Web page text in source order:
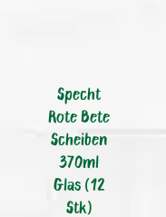
Specht
Rote Bete
Scheiben
370ml
Glas (12
Stk)